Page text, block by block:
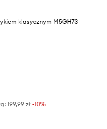
klasycznym M5GH73
199,99 zł -10%